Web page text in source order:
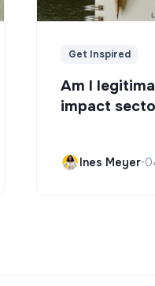
Get Inspired
Am I
impact
Ines Meyer•